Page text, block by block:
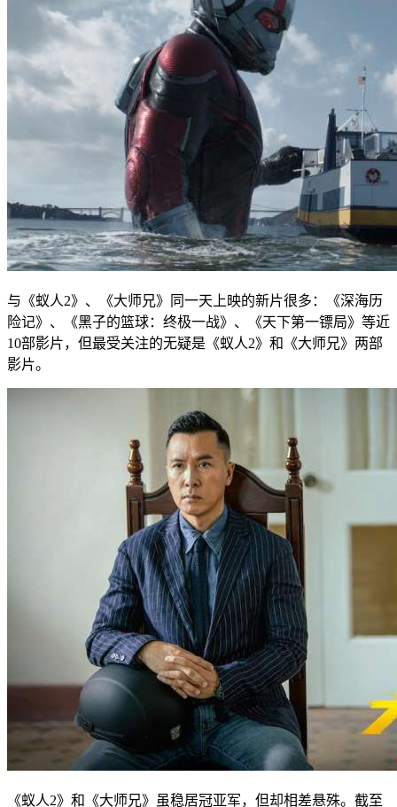
与《蚁人2》、《大师兄》同一天上映的新片很多：《深海历
险记》、《黑子的篮球：终极一战》、《天下第一镖局》等近
10部影片，但最受关注的无疑是《蚁人2》和《大师兄》两部
影片。
《蚁人2》和《大师兄》虽稳居冠亚军，但却相差悬殊。截至